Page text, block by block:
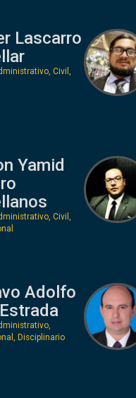
Lascarro
Civil,
Yamid
Civil,
Adolfo
Disciplinario